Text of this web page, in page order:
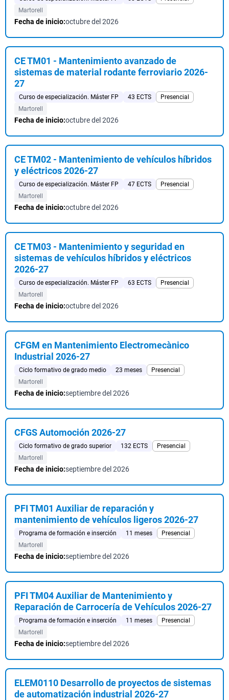
Martorell
Fecha de inicio:octubre del 2026
CE TM01 - Mantenimiento avanzado de
sistemas de material rodante ferroviario 2026-
27
Curso de especialización. Máster FP 43 ECTS
Presencial
Martorell
Fecha de inicio:octubre del 2026
CE TM02 - Mantenimiento de vehículos híbridos
y eléctricos 2026-27
Curso de especialización. Máster FP 47 ECTS
Presencial
Martorell
Fecha de inicio:octubre del 2026
CE TM03 - Mantenimiento y seguridad en
sistemas de vehículos híbridos y eléctricos
2026-27
Curso de especialización. Máster FP 63 ECTS
Presencial
Martorell
Fecha de inicio:octubre del 2026
CFGM en Mantenimiento Electromecànico
Industrial 2026-27
Ciclo formativo de grado medio 23 meses
Presencial
Martorell
Fecha de inicio:septiembre del 2026
CFGS Automoción 2026-27
Ciclo formativo de grado superior 132 ECTS
Presencial
Martorell
Fecha de inicio:septiembre del 2026
PFI TM01 Auxiliar de reparación y
mantenimiento de vehículos ligeros 2026-27
Programa de formación e inserción 11 meses
Presencial
Martorell
Fecha de inicio:septiembre del 2026
PFI TM04 Auxiliar de Mantenimiento y
Reparación de Carrocería de Vehículos 2026-27
Programa de formación e inserción 11 meses
Presencial
Martorell
Fecha de inicio:septiembre del 2026
ELEM0110 Desarrollo de proyectos de sistemas
de automatización industrial 2026-27